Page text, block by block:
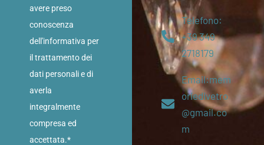
avere preso
conoscenza
dell'informativa per
il trattamento dei
dati personali e di
averla
integralmente
compresa ed
accettata.*
Telefono:
+39 349
2718179
Email:mem
oriedivetro
@gmail.co
m